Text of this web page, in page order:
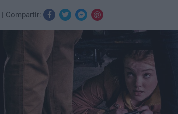
Compartir: